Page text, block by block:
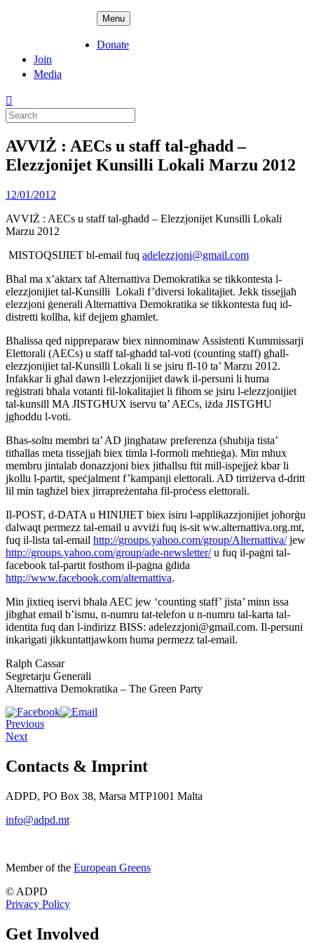
Menu
Donate
Join
Media
Search
for:
AVVIŻ : AECs u staff tal-għadd –
Elezzjonijet Kunsilli Lokali Marzu 2012
Posted
12/01/2012
AVVIŻ : AECs u staff tal-għadd – Elezzjonijet Kunsilli Lokali
Marzu 2012
MISTOQSIJIET bl-email fuq adelezzjoni@gmail.com
Bħal ma x’aktarx taf Alternattiva Demokratika se tikkontesta l-
elezzjonijiet tal-Kunsilli Lokali f’diversi lokalitajiet. Jekk tissejjaħ
elezzjoni ġenerali Alternattiva Demokratika se tikkontesta fuq id-
distretti kollha, kif dejjem għamlet.
Bħalissa qed nippreparaw biex ninnominaw Assistenti Kummissarji
Elettorali (AECs) u staff tal-għadd tal-voti (counting staff) għall-
elezzjonijiet tal-Kunsilli Lokali li se jsiru fl-10 ta’ Marzu 2012.
Infakkar li għal dawn l-elezzjonijiet dawk il-persuni li huma
reġistrati bħala votanti fil-lokalitajiet li fihom se jsiru l-elezzjonijiet
tal-kunsill MA JISTGĦUX iservu ta’ AECs, iżda JISTGĦU
jgħoddu l-voti.
Bħas-soltu membri ta’ AD jingħataw preferenza (sħubija tista’
titħallas meta tissejjaħ biex timla l-formoli meħtieġa). Min mhux
membru jintalab donazzjoni biex jitħallsu ftit mill-ispejjeż kbar li
jkollu l-partit, speċjalment f’kampanji elettorali. AD tirriżerva d-dritt
lil min tagħżel biex jirrapreżentaha fil-proċess elettorali.
Il-POST, d-DATA u ĦINIJIET biex isiru l-applikazzjonijiet joħorġu
dalwaqt permezz tal-email u avviżi fuq is-sit ww.alternattiva.org.mt,
fuq il-lista tal-email http://groups.yahoo.com/group/Alternattiva/jew
http://groups.yahoo.com/group/ade-newsletter/u fuq il-paġni tal-
facebook tal-partit fosthom il-paġna ġdida
http://www.facebook.com/alternattiva.
Min jixtieq iservi bħala AEC jew ‘counting staff’ jista’ minn issa
jibgħat email b’ismu, n-numru tat-telefon u n-numru tal-karta tal-
identita fuq dan l-indirizz BISS: adelezzjoni@gmail.com. Il-persuni
inkarigati jikkuntattjawkom huma permezz tal-email.
Ralph Cassar
Segretarju Ġenerali
Alternattiva Demokratika – The Green Party
Previous
Next
Contacts & Imprint
ADPD, PO Box 38, Marsa MTP1001 Malta
info@adpd.mt
Member of the European Greens
© ADPD
Privacy Policy
Get Involved